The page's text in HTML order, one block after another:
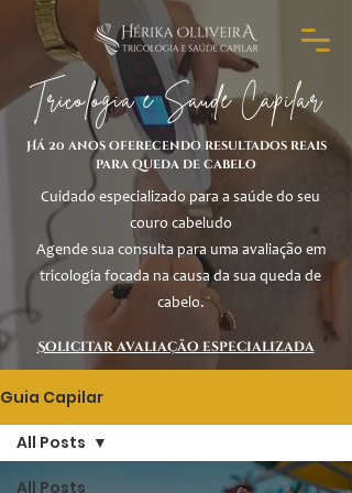
Tricologia e Saúde Capilar
Há 20 anos oferecendo resultados reais
para queda de cabelo
Cuidado especializado para a saúde do seu
couro cabeludo
Agende sua consulta para uma avaliação em
tricologia focada na causa da sua queda de
cabelo.
Solicitar avaliação especializada
Guia Capilar
All Posts
All Posts